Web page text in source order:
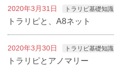
2020年3月31日 トラリピ基礎知識
トラリピと、A8ネット
2020年3月30日 トラリピ基礎知識
トラリピとアノマリー